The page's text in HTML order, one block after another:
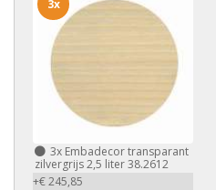
3x Embadecor transparant
zilvergrijs 2,5 liter 38.2612
+€ 245,85
3x